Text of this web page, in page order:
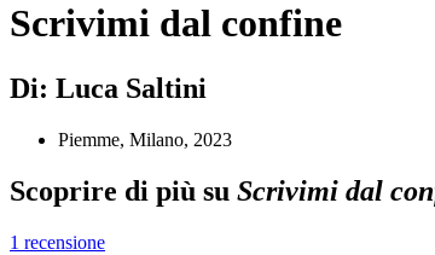
Scrivimi dal confine
Di: Luca Saltini
Piemme, Milano, 2023
Scoprire di più su Scrivimi dal
1 recensione